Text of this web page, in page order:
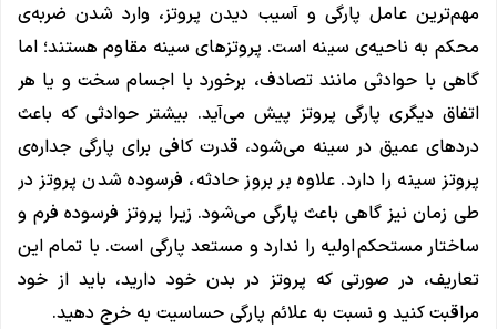
مهم‌ترین عامل پارگی و آسیب دیدن پروتز، وارد شدن ضربه‌ی
محکم به ناحیه‌ی سینه است. پروتزهای سینه مقاوم هستند؛ اما
گاهی با حوادثی مانند تصادف، برخورد با اجسام سخت و یا هر
اتفاق دیگری پارگی پروتز پیش می‌آید. بیشتر حوادثی که باعث
دردهای عمیق در سینه می‌شود، قدرت کافی برای پارگی جداره‌ی
پروتز سینه را دارد. علاوه بر بروز حادثه، فرسوده شدن پروتز در
طی زمان نیز گاهی باعث پارگی می‌شود. زیرا پروتز فرسوده فرم و
ساختار مستحکم اولیه را ندارد و مستعد پارگی است. با تمام این
تعاریف، در صورتی که پروتز در بدن خود دارید، باید از خود
مراقبت کنید و نسبت به علائم پارگی حساسیت به خرج دهید.